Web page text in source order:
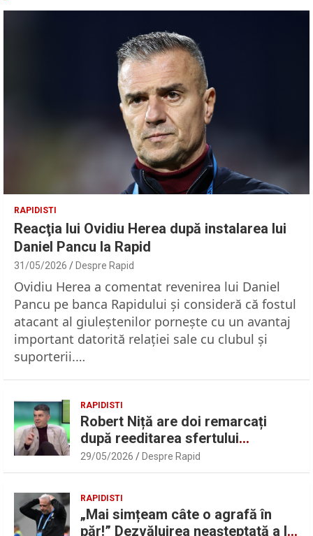
RAPIDISTI
Reacţia lui Ovidiu Herea după instalarea lui
Daniel Pancu la Rapid
31/05/2026 Despre Rapid
Ovidiu Herea a comentat revenirea lui Daniel
Pancu pe banca Rapidului şi consideră că fostul
atacant al giuleştenilor porneşte cu un avantaj
important datorită relaţiei sale cu clubul şi
suporterii.…
RAPIDISTI
Robert Niță are doi remarcați
după reeditarea sfertului
UEFAntastic: „Lideri în teren” |
Sport.ro
29/05/2026 Despre Rapid
RAPIDISTI
„Mai simțeam câte o agrafă în
păr!” Dezvăluirea neașteptată a lui